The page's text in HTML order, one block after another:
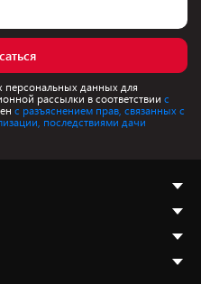
персональных данных для
рассылки в соответствии с
с разъяснением прав, связанных с
последствиями дачи